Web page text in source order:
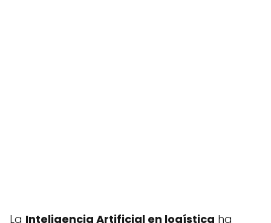
La Inteligencia Artificial en logística ha